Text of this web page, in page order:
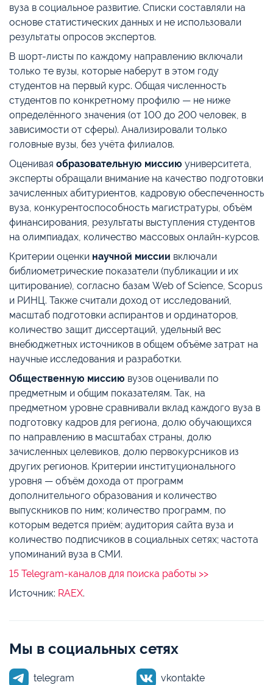
вуза в социальное развитие. Списки составляли на
основе статистических данных и не использовали
результаты опросов экспертов.
В шорт-листы по каждому направлению включали
только те вузы, которые наберут в этом году
студентов на первый курс. Общая численность
студентов по конкретному профилю — не ниже
определённого значения (от 100 до 200 человек, в
зависимости от сферы). Анализировали только
головные вузы, без учёта филиалов.
Оценивая образовательную миссию университета,
эксперты обращали внимание на качество подготовки
зачисленных абитуриентов, кадровую обеспеченность
вуза, конкурентоспособность магистратуры, объём
финансирования, результаты выступления студентов
на олимпиадах, количество массовых онлайн-курсов.
Критерии оценки научной миссии включали
библиометрические показатели (публикации и их
цитирование), согласно базам Web of Science, Scopus
и РИНЦ. Также считали доход от исследований,
масштаб подготовки аспирантов и ординаторов,
количество защит диссертаций, удельный вес
внебюджетных источников в общем объёме затрат на
научные исследования и разработки.
Общественную миссию вузов оценивали по
предметным и общим показателям. Так, на
предметном уровне сравнивали вклад каждого вуза в
подготовку кадров для региона, долю обучающихся
по направлению в масштабах страны, долю
зачисленных целевиков, долю первокурсников из
других регионов. Критерии институционального
уровня — объём дохода от программ
дополнительного образования и количество
выпускников по ним; количество программ, по
которым ведется приём; аудитория сайта вуза и
количество подписчиков в социальных сетях; частота
упоминаний вуза в СМИ.
15 Telegram-каналов для поиска работы >>
Источник: RAEX.
Мы в социальных сетях
telegram vkontakte